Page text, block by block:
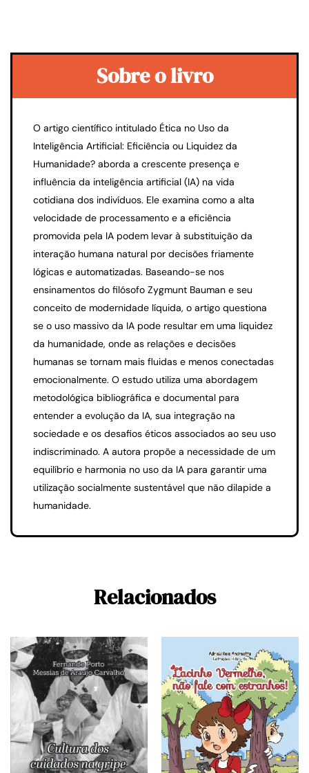
Sobre o livro
O artigo científico intitulado Ética no Uso da
Inteligência Artificial: Eficiência ou Liquidez da
Humanidade? aborda a crescente presença e
influência da inteligência artificial (IA) na vida
cotidiana dos indivíduos. Ele examina como a alta
velocidade de processamento e a eficiência
promovida pela IA podem levar à substituição da
interação humana natural por decisões friamente
lógicas e automatizadas. Baseando-se nos
ensinamentos do filósofo Zygmunt Bauman e seu
conceito de modernidade líquida, o artigo questiona
se o uso massivo da IA pode resultar em uma liquidez
da humanidade, onde as relações e decisões
humanas se tornam mais fluidas e menos conectadas
emocionalmente. O estudo utiliza uma abordagem
metodológica bibliográfica e documental para
entender a evolução da IA, sua integração na
sociedade e os desafios éticos associados ao seu uso
indiscriminado. A autora propõe a necessidade de um
equilíbrio e harmonia no uso da IA para garantir uma
utilização socialmente sustentável que não dilapide a
humanidade.
Relacionados